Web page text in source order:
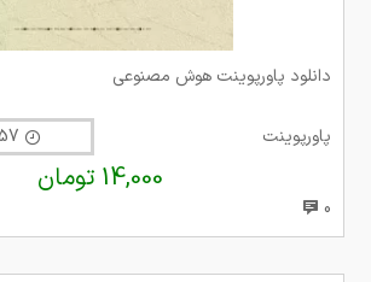
دانلود پاورپوینت هوش مصنوعی
پاورپوینت
14,000 تومان
0